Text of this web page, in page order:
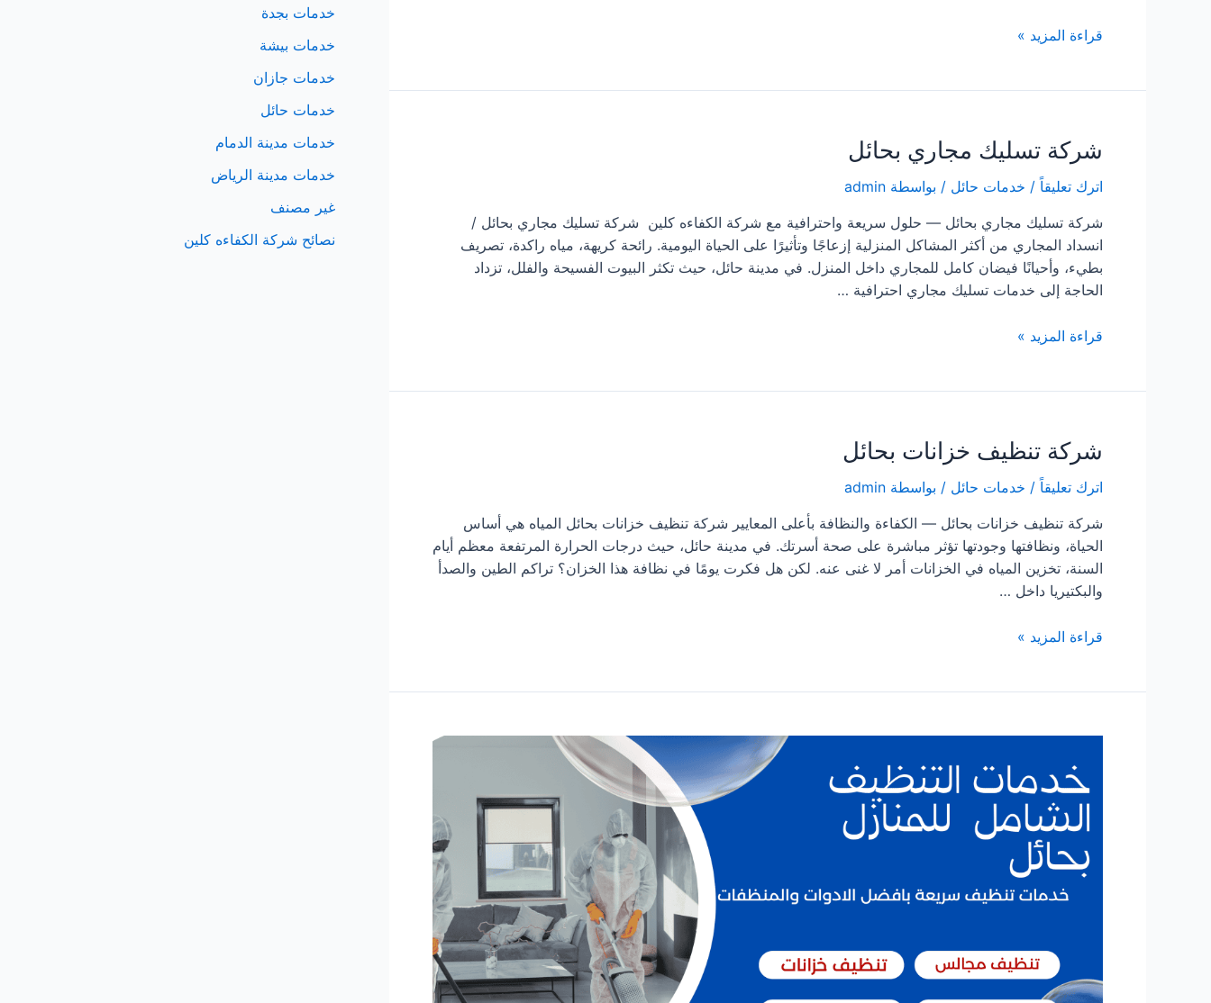
شركة
قراءة المزيد »
شركة تسليك مجاري بحائل
اترك تعليقاً / خدمات حائل / بواسطة admin
شركة تسليك مجاري بحائل — حلول سريعة واحترافية مع شركة الكفاءه كلين شركة تسليك مجاري بحائل /
انسداد المجاري من أكثر المشاكل المنزلية إزعاجًا وتأثيرًا على الحياة اليومية. رائحة كريهة، مياه راكدة، تصريف
بطيء، وأحيانًا فيضان كامل للمجاري داخل المنزل. في مدينة حائل، حيث تكثر البيوت الفسيحة والفلل، تزداد
الحاجة إلى خدمات تسليك مجاري احترافية …
شركة
قراءة المزيد »
شركة تنظيف خزانات بحائل
اترك تعليقاً / خدمات حائل / بواسطة admin
شركة تنظيف خزانات بحائل — الكفاءة والنظافة بأعلى المعايير شركة تنظيف خزانات بحائل المياه هي أساس
الحياة، ونظافتها وجودتها تؤثر مباشرة على صحة أسرتك. في مدينة حائل، حيث درجات الحرارة المرتفعة معظم أيام
السنة، تخزين المياه في الخزانات أمر لا غنى عنه. لكن هل فكرت يومًا في نظافة هذا الخزان؟ تراكم الطين والصدأ
والبكتيريا داخل …
شركة
قراءة المزيد »
خدمات بجدة
خدمات بيشة
خدمات جازان
خدمات حائل
خدمات مدينة الدمام
خدمات مدينة الرياض
غير مصنف
نصائح شركة الكفاءه كلين